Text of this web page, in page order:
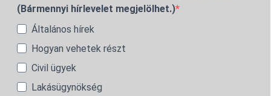
(Bármennyi hírlevelet megjelölhet.)
Általános hírek
Hogyan vehetek részt
Civil ügyek
Lakásügynökség